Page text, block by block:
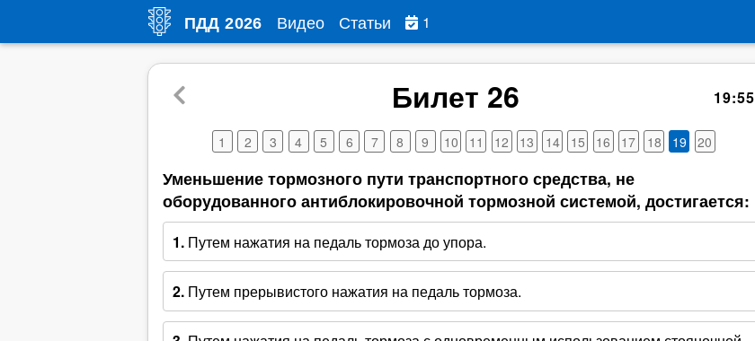
Билет 26 19:55
1 2 3 4 5 6 7 8 9 10 11 12 13 14 15 16 17 18 19 20
Уменьшение тормозного пути транспортного средства, не
оборудованного антиблокировочной тормозной системой, достигается:
1.Путем нажатия на педаль тормоза до упора.
2.Путем прерывистого нажатия на педаль тормоза.
ПДД2026 Видео Статьи 1